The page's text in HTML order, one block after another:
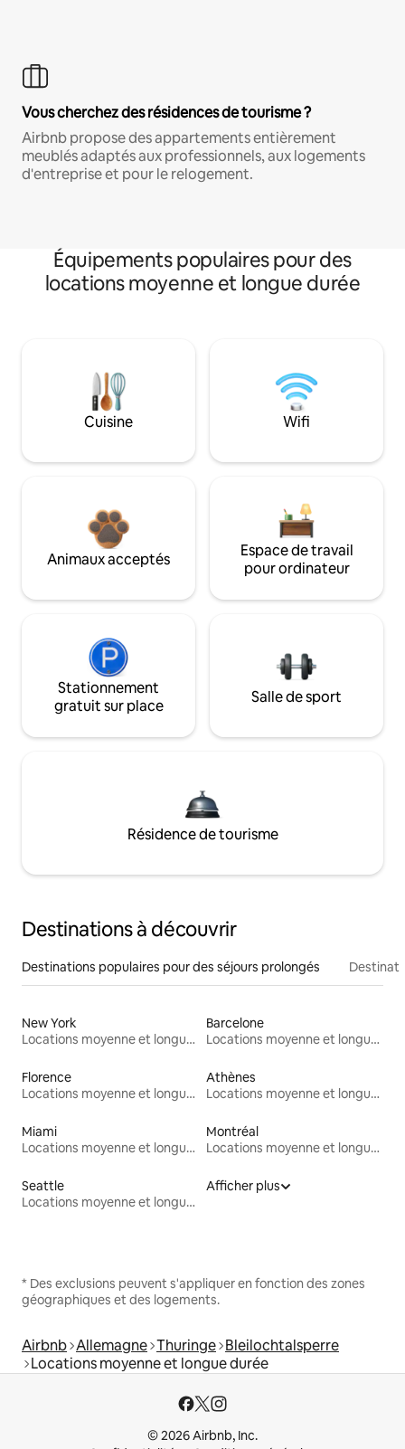
Vous cherchez des résidences de tourisme ?
Airbnb propose des appartements entièrement
meublés adaptés aux professionnels, aux logements
d'entreprise et pour le relogement.
Équipements populaires pour des
locations moyenne et longue durée
Cuisine Wifi
Animaux acceptés
Espace de travail
pour ordinateur
Stationnement
gratuit sur place
Salle de sport
Résidence de tourisme
Destinations à découvrir
Destinations populaires pour des séjours prolongés
New York
Locations moyenne et longue durée
Barcelone
Locations moyenne et longue durée
Florence
Locations moyenne et longue durée
Athènes
Locations moyenne et longue durée
Miami
Locations moyenne et longue durée
Montréal
Locations moyenne et longue durée
Seattle
Locations moyenne et longue durée
Afficher plus
* Des exclusions peuvent s'appliquer en fonction des zones
géographiques et des logements.
Airbnb Allemagne Thuringe Bleilochtalsperre
Locations moyenne et longue durée
© 2026 Airbnb, Inc.